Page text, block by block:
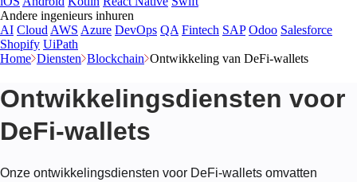
Andere ingenieurs inhuren
AI Cloud AWS Azure DevOps QA Fintech SAP Odoo Salesforce
Shopify UiPath
Home Diensten Blockchain Ontwikkeling van DeFi-wallets
Ontwikkelingsdiensten voor
DeFi-wallets
Onze ontwikkelingsdiensten voor DeFi-wallets omvatten